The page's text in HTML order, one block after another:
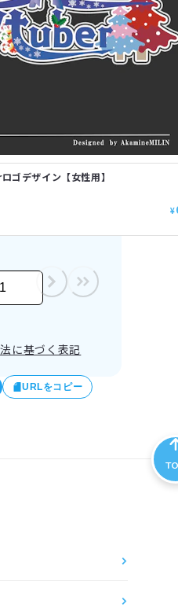
ゴデザイン【女性用】
¥
URLをコピー
に基づく表記